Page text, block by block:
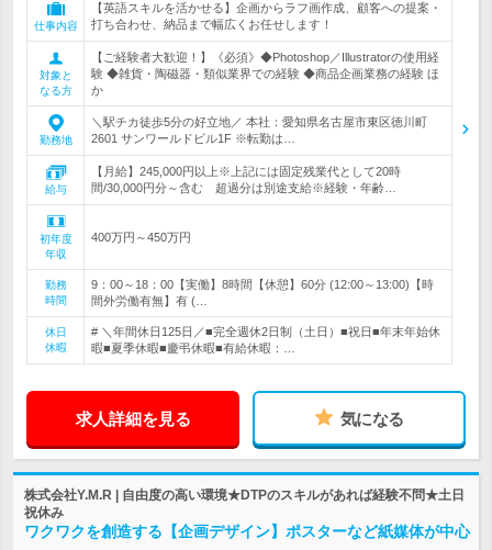
仕事内容
【英語スキルを活かせる】企画からラフ画作成、顧客への提案・
打ち合わせ、納品まで幅広くお任せします！
対象と
なる方
【ご経験者大歓迎！】《必須》◆Photoshop／Illustratorの使用経
験 ◆雑貨・陶磁器・類似業界での経験 ◆商品企画業務の経験 ほ
か
勤務地
＼駅チカ徒歩5分の好立地／ 本社：愛知県名古屋市東区徳川町
2601 サンワールドビル1F ※転勤は…
給与
【月給】245,000円以上※上記には固定残業代として20時
間/30,000円分～含む 超過分は別途支給※経験・年齢…
初年度
年収
400万円～450万円
勤務
時間
9：00～18：00【実働】8時間【休憩】60分 (12:00～13:00)【時
間外労働有無】有 (…
休日
休暇
# ＼年間休日125日／■完全週休2日制（土日）■祝日■年末年始休
暇■夏季休暇■慶弔休暇■有給休暇：…
求人詳細を見る 気になる
株式会社Y.M.R | 自由度の高い環境★DTPのスキルがあれば経験不問★土日
祝休み
ワクワクを創造する【企画デザイン】ポスターなど紙媒体が中心